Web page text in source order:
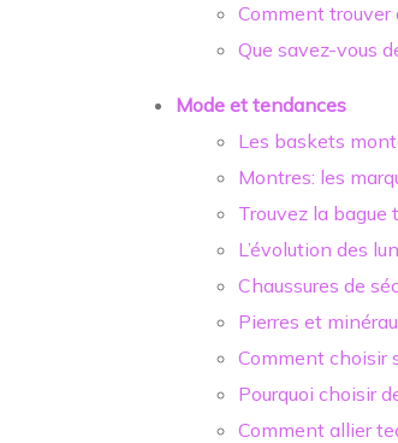
Comment trouver
Que savez-vous
Mode et tendances
Les baskets
Montres: les
Trouvez la bague
L’évolution des
Chaussures de
Pierres et
Comment choisir
Pourquoi choisir
Comment allier